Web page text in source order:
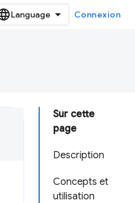
Connexion
Sur cette
page
Description
Concepts et
utilisation